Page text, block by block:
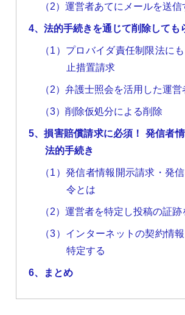
（2）運営者あてにメールを送信
4、法的手続きを通じて削除しても
（1）プロバイダ責任制限法に
止措置請求
（2）弁護士照会を活用した運
（3）削除仮処分による削除
5、損害賠償請求に必須！ 発信者
法的手続き
（1）発信者情報開示請求・発
令とは
（2）運営者を特定し投稿の証
（3）インターネットの契約情
特定する
6、まとめ